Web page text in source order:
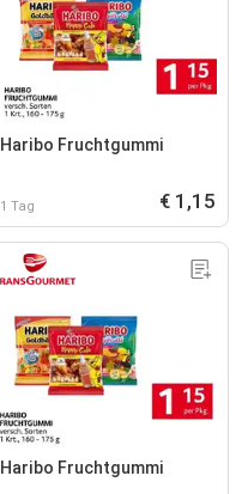
Haribo Fruchtgummi
1 Tag € 1,15
Haribo Fruchtgummi